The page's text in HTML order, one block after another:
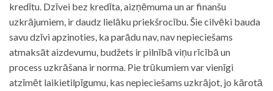
kredītu. Dzīvei bez kredīta, aizņēmuma un ar finanšu
uzkrājumiem, ir daudz lielāku priekšrocību. Šie cilvēki bauda
savu dzīvi apzinoties, ka parādu nav, nav nepieciešams
atmaksāt aizdevumu, budžets ir pilnībā viņu rīcībā un
process uzkrāšana ir norma. Pie trūkumiem var vienīgi
atzīmēt laikietilpīgumu, kas nepieciešams uzkrājot, jo kārotā